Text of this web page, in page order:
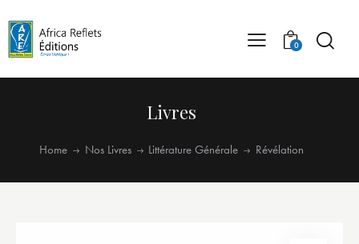
0
Livres
Home Nos Livres Littérature Générale Révélation